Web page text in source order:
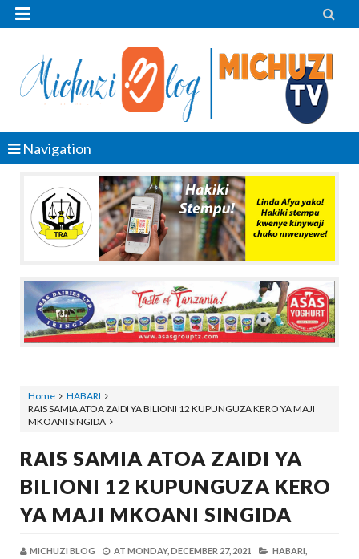
 
Navigation
Home
HABARI
RAIS SAMIA ATOA ZAIDI YA BILIONI 12 KUPUNGUZA KERO YA MAJI
MKOANI SINGIDA
RAIS SAMIA ATOA ZAIDI YA
BILIONI 12 KUPUNGUZA KERO
YA MAJI MKOANI SINGIDA
MICHUZI BLOG AT MONDAY, DECEMBER 27, 2021 HABARI,